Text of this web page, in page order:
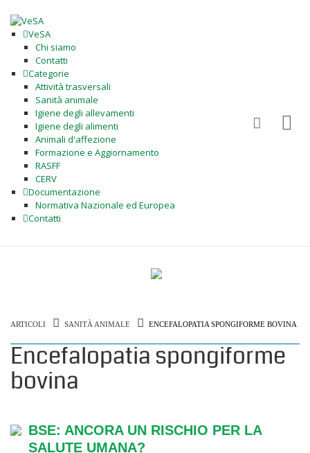
VeSA
Chi siamo
Contatti
Categorie
Attività trasversali
Sanità animale
Igiene degli allevamenti
Igiene degli alimenti
Animali d'affezione
Formazione e Aggiornamento
RASFF
CERV
Documentazione
Normativa Nazionale ed Europea
Contatti
ARTICOLI SANITÀ ANIMALE ENCEFALOPATIA SPONGIFORME BOVINA
Encefalopatia spongiforme
bovina
BSE: ANCORA UN RISCHIO PER LA
SALUTE UMANA?